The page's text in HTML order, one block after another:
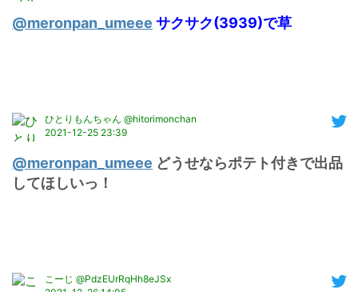
@meronpan_umeee サクサク(3939)で草
ひとりもんちゃん @hitorimonchan
2021-12-25 23:39
@meronpan_umeee どうせならポテト付きで出品
してほしいっ！
こーじ @PdzEUrRqHh8eJSx